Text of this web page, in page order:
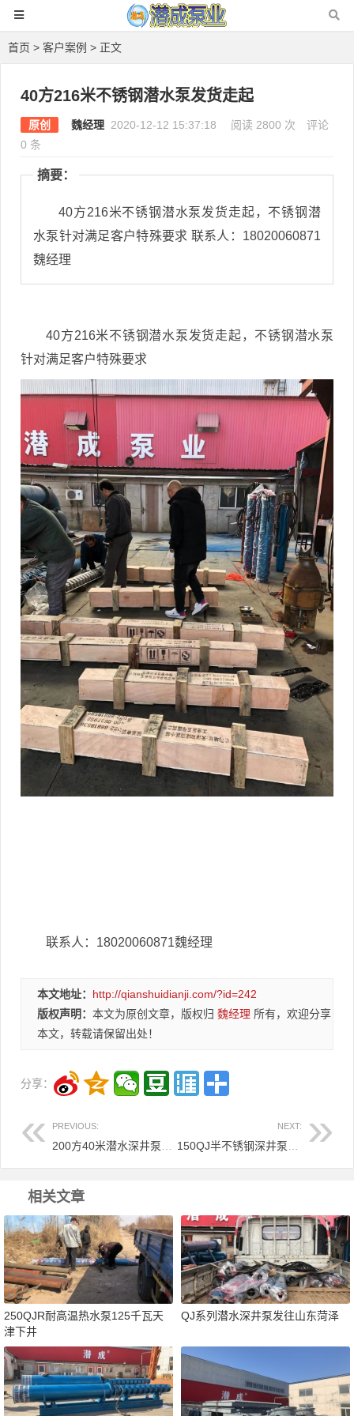
首页 > 客户案例 > 正文
40方216米不锈钢潜水泵发货走起
原创 魏经理 2020-12-12 15:37:18 阅读 2800 次
评论
0 条
摘要：
40方216米不锈钢潜水泵发货走起，不锈钢潜
水泵针对满足客户特殊要求 联系人：18020060871
魏经理
40方216米不锈钢潜水泵发货走起，不锈钢潜水泵
针对满足客户特殊要求
联系人：18020060871魏经理
本文地址： http://qianshuidianji.com/?id=242
版权声明： 本文为原创文章，版权归 魏经理 所有，欢迎分享
本文，转载请保留出处！
分享：
PREVIOUS: NEXT:
相关文章
250QJR耐高温热水泵125千瓦天
津下井
QJ系列潜水深井泵发往山东菏泽